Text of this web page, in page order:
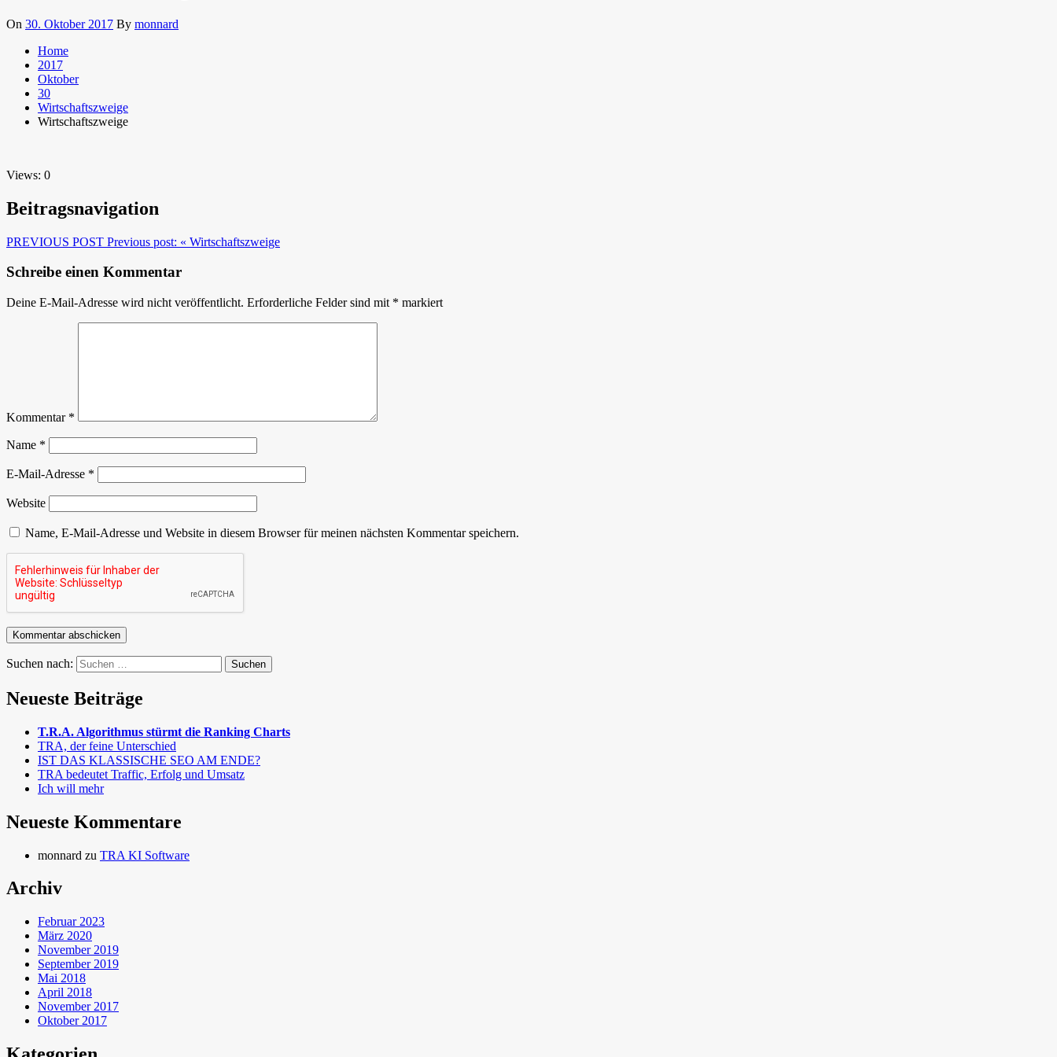
On 30. Oktober 2017 By monnard
Home
2017
Oktober
30
Wirtschaftszweige
Wirtschaftszweige
Views: 0
Beitragsnavigation
PREVIOUS POST Previous post: « Wirtschaftszweige
Schreibe einen Kommentar
Deine E-Mail-Adresse wird nicht veröffentlicht. Erforderliche Felder sind mit * markiert
Kommentar *
Name *
E-Mail-Adresse *
Website
Name, E-Mail-Adresse und Website in diesem Browser für meinen nächsten Kommentar speichern.
Suchen nach:
Neueste Beiträge
T.R.A. Algorithmus stürmt die Ranking Charts
TRA, der feine Unterschied
IST DAS KLASSISCHE SEO AM ENDE?
TRA bedeutet Traffic, Erfolg und Umsatz
Ich will mehr
Neueste Kommentare
monnard zu TRA KI Software
Archiv
Februar 2023
März 2020
November 2019
September 2019
Mai 2018
April 2018
November 2017
Oktober 2017